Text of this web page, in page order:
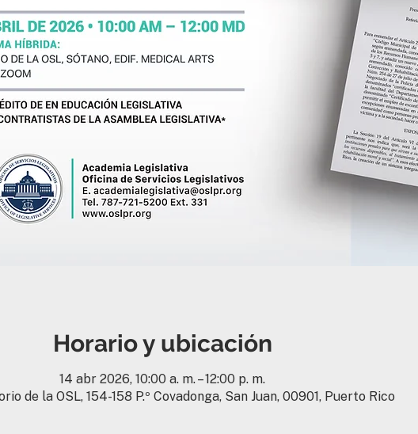
Horario y ubicación
14 abr 2026, 10:00 a. m. – 12:00 p. m.
de la OSL, 154-158 P.º Covadonga, San Juan, 00901, Puerto Rico